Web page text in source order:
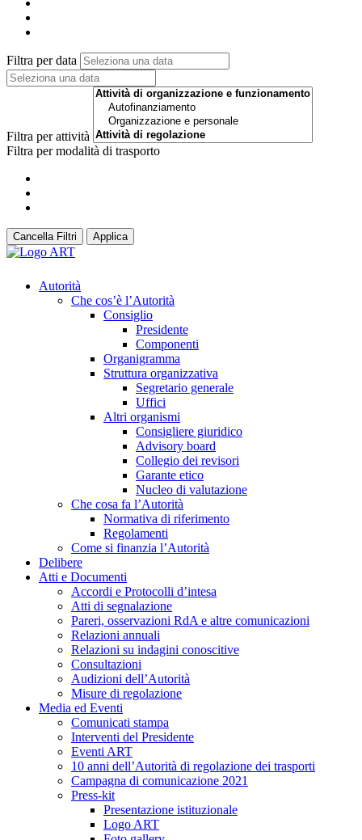
Filtra per data
Filtra per attività
Filtra per modalità di trasporto
Cancella Filtri Applica
Autorità
Che cos’è l’Autorità
Consiglio
Presidente
Componenti
Organigramma
Struttura organizzativa
Segretario generale
Uffici
Altri organismi
Consigliere giuridico
Advisory board
Collegio dei revisori
Garante etico
Nucleo di valutazione
Che cosa fa l’Autorità
Normativa di riferimento
Regolamenti
Come si finanzia l’Autorità
Delibere
Atti e Documenti
Accordi e Protocolli d’intesa
Atti di segnalazione
Pareri, osservazioni RdA e altre comunicazioni
Relazioni annuali
Relazioni su indagini conoscitive
Consultazioni
Audizioni dell’Autorità
Misure di regolazione
Media ed Eventi
Comunicati stampa
Interventi del Presidente
Eventi ART
10 anni dell’Autorità di regolazione dei trasporti
Campagna di comunicazione 2021
Press-kit
Presentazione istituzionale
Logo ART